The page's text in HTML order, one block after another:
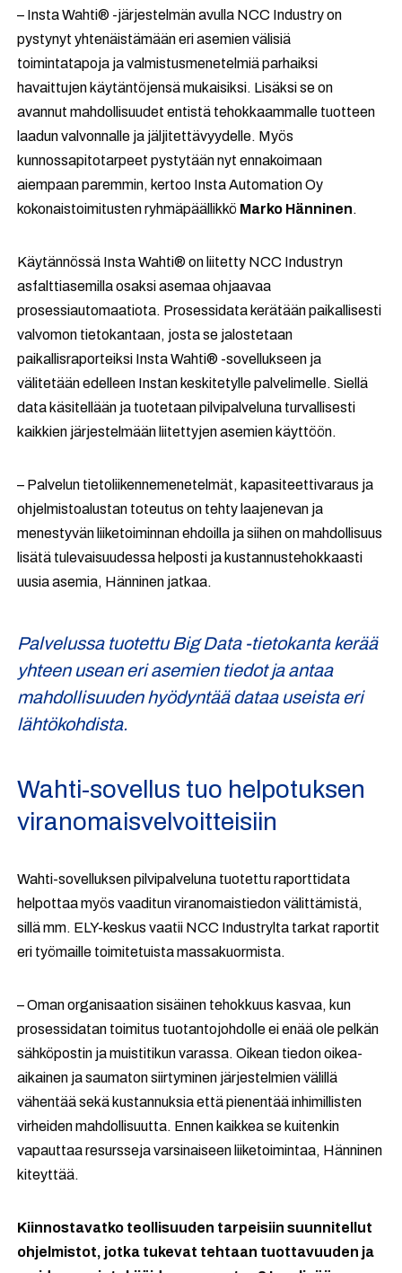
– Insta Wahti® -järjestelmän avulla NCC Industry on
pystynyt yhtenäistämään eri asemien välisiä
toimintatapoja ja valmistusmenetelmiä parhaiksi
havaittujen käytäntöjensä mukaisiksi. Lisäksi se on
avannut mahdollisuudet entistä tehokkaammalle tuotteen
laadun valvonnalle ja jäljitettävyydelle. Myös
kunnossapitotarpeet pystytään nyt ennakoimaan
aiempaan paremmin, kertoo Insta Automation Oy
kokonaistoimitusten ryhmäpäällikkö Marko Hänninen.
Käytännössä Insta Wahti® on liitetty NCC Industryn
asfalttiasemilla osaksi asemaa ohjaavaa
prosessiautomaatiota. Prosessidata kerätään paikallisesti
valvomon tietokantaan, josta se jalostetaan
paikallisraporteiksi Insta Wahti® -sovellukseen ja
välitetään edelleen Instan keskitetylle palvelimelle. Siellä
data käsitellään ja tuotetaan pilvipalveluna turvallisesti
kaikkien järjestelmään liitettyjen asemien käyttöön.
– Palvelun tietoliikennemenetelmät, kapasiteettivaraus ja
ohjelmistoalustan toteutus on tehty laajenevan ja
menestyvän liiketoiminnan ehdoilla ja siihen on mahdollisuus
lisätä tulevaisuudessa helposti ja kustannustehokkaasti
uusia asemia, Hänninen jatkaa.
Palvelussa tuotettu Big Data -tietokanta kerää
yhteen usean eri asemien tiedot ja antaa
mahdollisuuden hyödyntää dataa useista eri
lähtökohdista.
Wahti-sovellus tuo helpotuksen
viranomaisvelvoitteisiin
Wahti-sovelluksen pilvipalveluna tuotettu raporttidata
helpottaa myös vaaditun viranomaistiedon välittämistä,
sillä mm. ELY-keskus vaatii NCC Industrylta tarkat raportit
eri työmaille toimitetuista massakuormista.
– Oman organisaation sisäinen tehokkuus kasvaa, kun
prosessidatan toimitus tuotantojohdolle ei enää ole pelkän
sähköpostin ja muistitikun varassa. Oikean tiedon oikea-
aikainen ja saumaton siirtyminen järjestelmien välillä
vähentää sekä kustannuksia että pienentää inhimillisten
virheiden mahdollisuutta. Ennen kaikkea se kuitenkin
vapauttaa resursseja varsinaiseen liiketoimintaa, Hänninen
kiteyttää.
Kiinnostavatko teollisuuden tarpeisiin suunnitellut
ohjelmistot, jotka tukevat tehtaan tuottavuuden ja